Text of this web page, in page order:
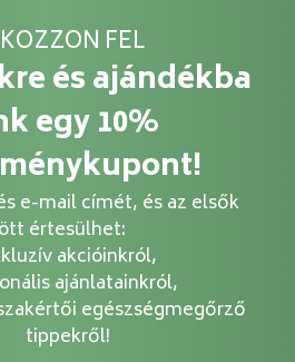
FEL
és ajándékba
egy 10%
e-mail címét, és az elsők
értesülhet:
akcióinkról,
ajánlatainkról,
egészségmegőrző
tippekről!